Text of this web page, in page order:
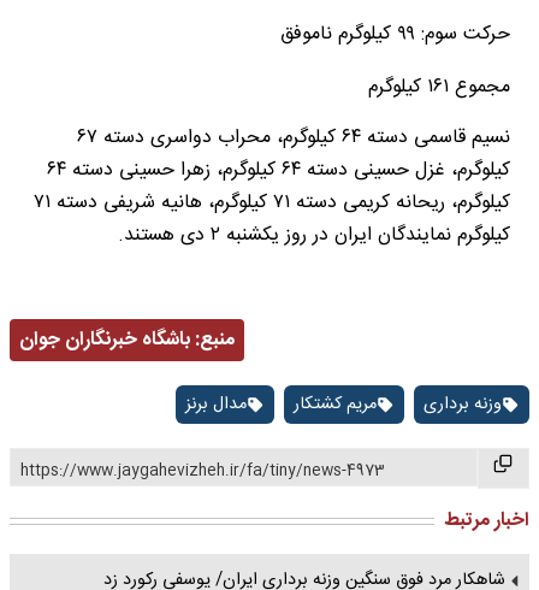
حرکت سوم: ۹۹ کیلوگرم ناموفق
مجموع ۱۶۱ کیلوگرم
نسیم قاسمی دسته ۶۴ کیلوگرم، محراب دواسری دسته ۶۷
کیلوگرم، غزل حسینی دسته ۶۴ کیلوگرم، زهرا حسینی دسته ۶۴
کیلوگرم، ریحانه کریمی دسته ۷۱ کیلوگرم، هانیه شریفی دسته ۷۱
کیلوگرم نمایندگان ایران در روز یکشنبه ۲ دی هستند.
منبع:باشگاه خبرنگاران جوان
وزنه برداری مریم کشتکار مدال برنز
https://www.jaygahevizheh.ir/fa/tiny/news-4973
اخبار مرتبط
شاهکار مرد فوق سنگین وزنه برداری ایران/ یوسفی رکورد زد